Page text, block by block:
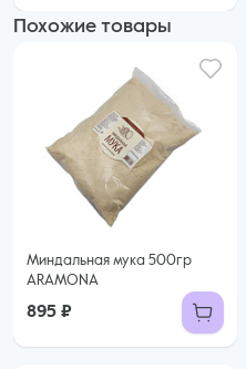
Похожие товары
Миндальная мука 500гр
ARAMONA
895 ₽